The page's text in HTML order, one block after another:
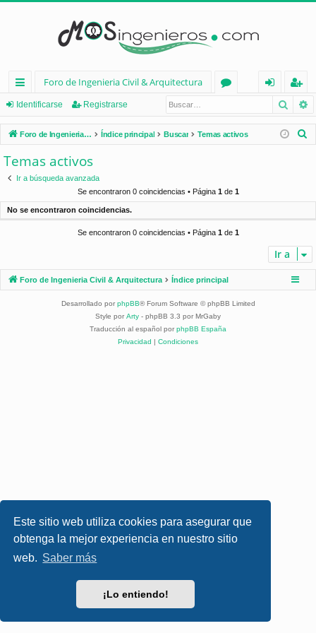
Este sitio web utiliza cookies para asegurar que
obtenga la mejor experiencia en nuestro sitio
web. Saber más
¡Lo entiendo!
nl
ac
es
rá
d
Foro de Ingenieria Civil & Arquitectura
os
nt
ifi
eg
ist
ra
Identificarse Registrarse
Foro de Ingenieria Civil & Arquitectura Índice principal Buscar Temas activos
Temas activos
Ir a búsqueda avanzada
Se encontraron 0 coincidencias • Página 1de 1
No se encontraron coincidencias.
Se encontraron 0 coincidencias • Página 1de 1
Ir a
Foro de Ingenieria Civil & Arquitectura Índice principal
Desarrollado por phpBB® Forum Software © phpBB Limited
Style por Arty - phpBB 3.3 por MrGaby
Traducción al español por phpBB España
Privacidad | Condiciones